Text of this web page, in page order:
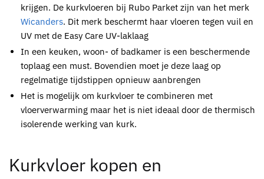
krijgen. De kurkvloeren bij Rubo Parket zijn van het merk
Wicanders. Dit merk beschermt haar vloeren tegen vuil en
UV met de Easy Care UV-laklaag
In een keuken, woon- of badkamer is een beschermende
toplaag een must. Bovendien moet je deze laag op
regelmatige tijdstippen opnieuw aanbrengen
Het is mogelijk om kurkvloer te combineren met
vloerverwarming maar het is niet ideaal door de thermisch
isolerende werking van kurk.
Kurkvloer kopen en